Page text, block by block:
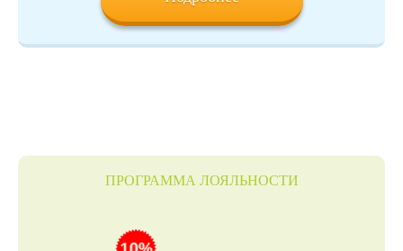
ПРОГРАММА ЛОЯЛЬНОСТИ